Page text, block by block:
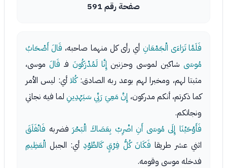
صفحة رقم 591
فَلَمَّا تَرَاءَى الْجَمْعَانِ أي رأى كل منهما صاحبه، قَالَ أَصْحَابُ
مُوسَى شاكين لموسى وحزنين إِنَّا لَمُدْرَكُونَ فـ قَالَ موسى،
مثبتا لهم، ومخبرا لهم بوعد ربه الصادق:كُلاأي: ليس الأمر
كما ذكرتم، أنكم مدركون، إِنَّ مَعِيَ رَبِّي سَيَهْدِينِلما فيه نجاتي
ونجاتكم.
فَأَوْحَيْنَا إِلَى مُوسَى أَنِ اضْرِبْ بِعَصَاكَ الْبَحْرَفضربه فَانْفَلَقَ
اثني عشر طريقا فَكَانَ كُلُّ فِرْقٍ كَالطَّوْدِ أي: الجبل الْعَظِيمِ
فدخله موسى وقومه.